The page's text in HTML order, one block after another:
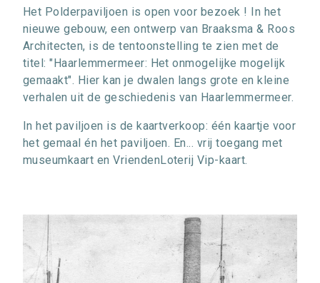
Het Polderpaviljoen is open voor bezoek ! In het
nieuwe gebouw, een ontwerp van Braaksma & Roos
Architecten, is de tentoonstelling te zien met de
titel: "Haarlemmermeer: Het onmogelijke mogelijk
gemaakt". Hier kan je dwalen langs grote en kleine
verhalen uit de geschiedenis van Haarlemmermeer.
In het paviljoen is de kaartverkoop: één kaartje voor
het gemaal én het paviljoen. En... vrij toegang met
museumkaart en VriendenLoterij Vip-kaart.